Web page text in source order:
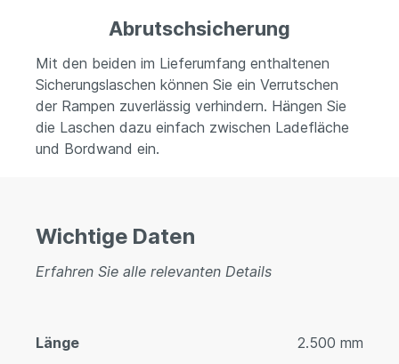
Abrutschsicherung
Mit den beiden im Lieferumfang enthaltenen
Sicherungslaschen können Sie ein Verrutschen
der Rampen zuverlässig verhindern. Hängen Sie
die Laschen dazu einfach zwischen Ladefläche
und Bordwand ein.
Wichtige Daten
Erfahren Sie alle relevanten Details
Länge 2.500 mm